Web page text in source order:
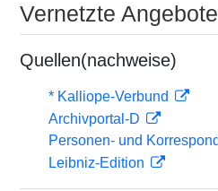
Vernetzte Angebote
Quellen(nachweise)
* Kalliope-Verbund
Archivportal-D
Personen- und
Leibniz-Edition